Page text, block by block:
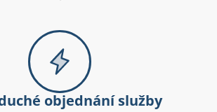
objednání služby